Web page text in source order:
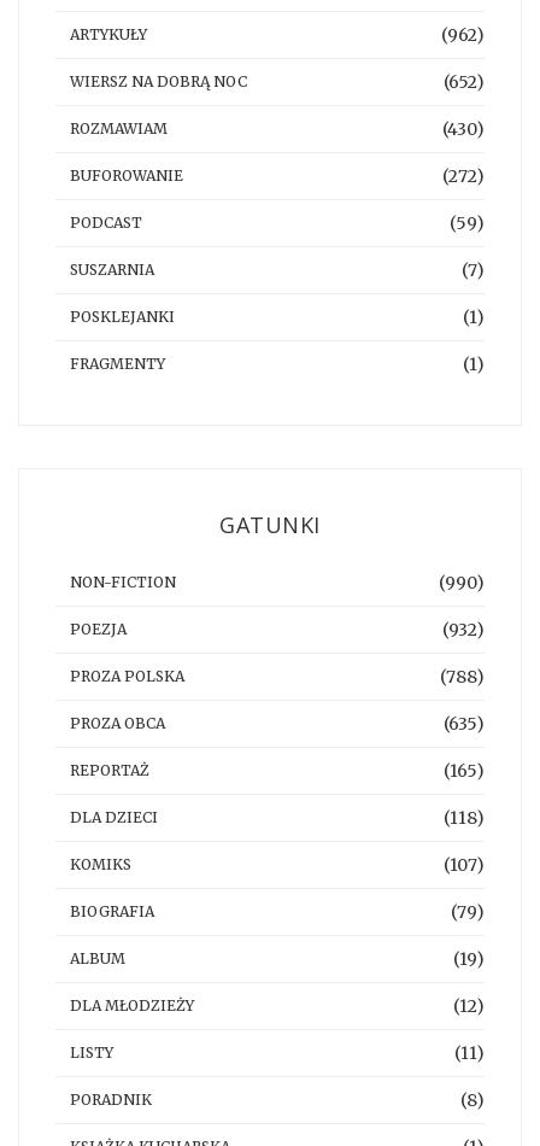
ARTYKUŁY (962)
WIERSZ NA DOBRĄ NOC (652)
ROZMAWIAM (430)
BUFOROWANIE (272)
PODCAST (59)
SUSZARNIA (7)
POSKLEJANKI (1)
FRAGMENTY (1)
GATUNKI
NON-FICTION (990)
POEZJA (932)
PROZA POLSKA (788)
PROZA OBCA (635)
REPORTAŻ (165)
DLA DZIECI (118)
KOMIKS (107)
BIOGRAFIA (79)
ALBUM (19)
DLA MŁODZIEŻY (12)
LISTY (11)
PORADNIK (8)